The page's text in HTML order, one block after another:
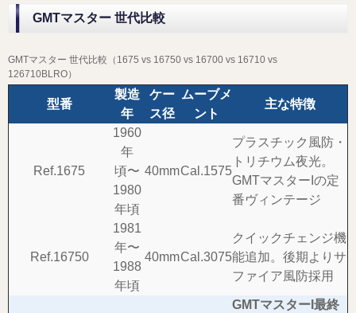
GMTマスター 世代比較
GMTマスター 世代比較（1675 vs 16750 vs 16700 vs 16710 vs
126710BLRO）
型番
製造
年
ケー
ス径
ムーブメ
ント
主な特徴
Ref.1675
1960
年
頃〜
1980
年頃
40mmCal.1575
プラスチック風防・
トリチウム夜光。
GMTマスターIの定
番ヴィンテージ
Ref.16750
1981
年〜
1988
年頃
40mmCal.3075
クイックチェンジ機
能追加。後期よりサ
ファイア風防採用
GMTマスターI最終